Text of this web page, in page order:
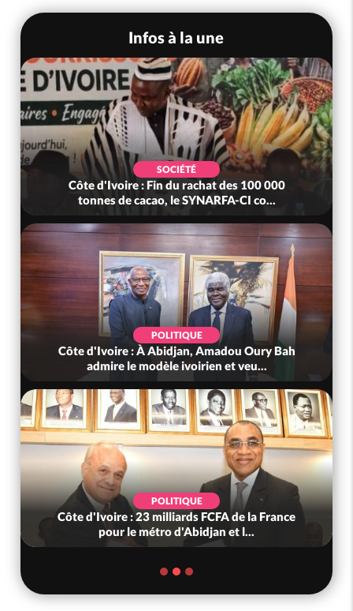
Infos à la une
SOCIÉTÉ
Côte d'Ivoire : Fin du rachat des 100 000
tonnes de cacao, le SYNARFA-CI co...
POLITIQUE
Côte d'Ivoire : À Abidjan, Amadou Oury Bah
admire le modèle ivoirien et veu...
POLITIQUE
Côte d'Ivoire : 23 milliards FCFA de la France
pour le métro d'Abidjan et l...